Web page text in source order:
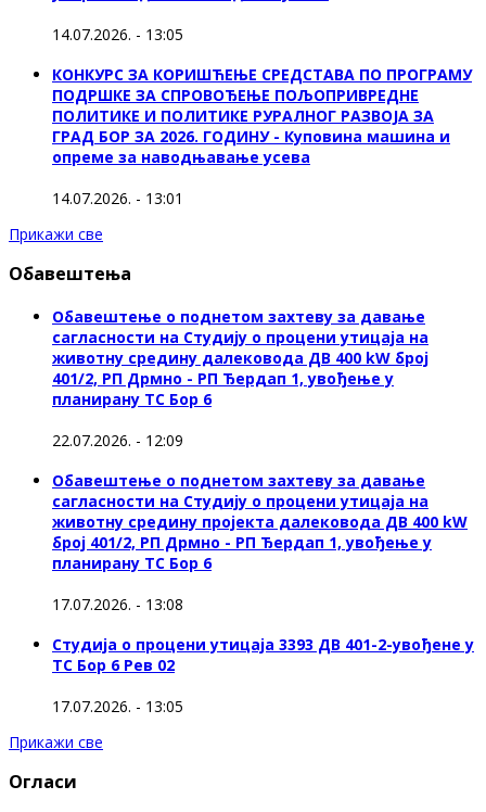
14.07.2026. - 13:05
КОНКУРС ЗА КОРИШЋЕЊЕ СРЕДСТАВА ПО ПРОГРАМУ
ПОДРШКЕ ЗА СПРОВОЂЕЊЕ ПОЉОПРИВРЕДНЕ
ПОЛИТИКЕ И ПОЛИТИКЕ РУРАЛНОГ РАЗВОЈА ЗА
ГРАД БОР ЗА 2026. ГОДИНУ - Куповина машина и
опреме за наводњавање усева
14.07.2026. - 13:01
Прикажи све
Обавештења
Обавештење о поднетом захтеву за давање
сагласности на Студију о процени утицаја на
животну средину далековода ДВ 400 kW број
401/2, РП Дрмно - РП Ђердап 1, увођење у
планирану ТС Бор 6
22.07.2026. - 12:09
Обавештење о поднетом захтеву за давање
сагласности на Студију о процени утицаја на
животну средину пројекта далековода ДВ 400 kW
број 401/2, РП Дрмно - РП Ђердап 1, увођење у
планирану ТС Бор 6
17.07.2026. - 13:08
Студија о процени утицаја 3393 ДВ 401-2-увођене у
ТС Бор 6 Рев 02
17.07.2026. - 13:05
Прикажи све
Огласи